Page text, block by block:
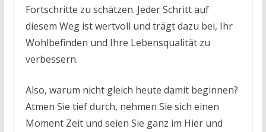
Fortschritte zu schätzen. Jeder Schritt auf
diesem Weg ist wertvoll und trägt dazu bei, Ihr
Wohlbefinden und Ihre Lebensqualität zu
verbessern.
Also, warum nicht gleich heute damit beginnen?
Atmen Sie tief durch, nehmen Sie sich einen
Moment Zeit und seien Sie ganz im Hier und